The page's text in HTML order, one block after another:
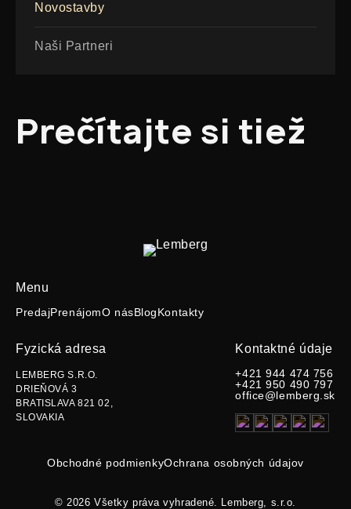
Novostavby
Naši Partneri
Prečítajte si tiež
2025: Medzi rekordným rastom a novými
výzvami
Menu
PredajPrenájomO násBlogKontakty
Fyzická adresa
LEMBERG S.R.O.
DRIEŇOVÁ 3
BRATISLAVA 821 02,
SLOVAKIA
Kontaktné údaje
+421 944 474 756
+421 950 490 797
office@lemberg.sk
Obchodné podmienkyOchrana osobných údajov
© 2026 Všetky práva vyhradené. Lemberg, s.r.o.